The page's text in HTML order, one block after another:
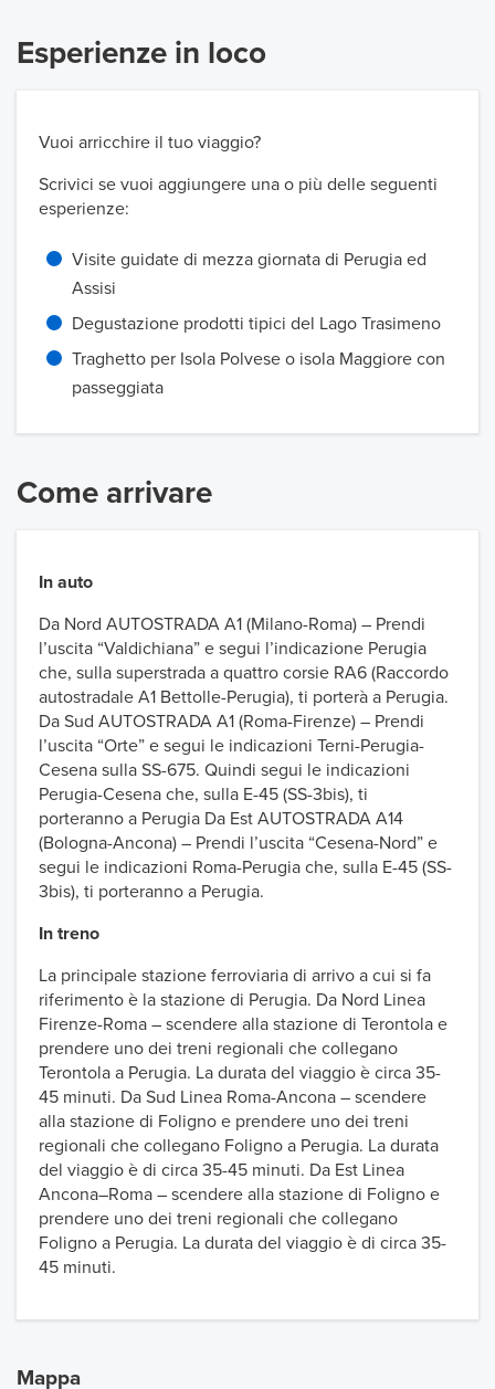
Esperienze in loco
Vuoi arricchire il tuo viaggio?
Scrivici se vuoi aggiungere una o più delle seguenti
esperienze:
Visite guidate di mezza giornata di Perugia ed
Assisi
Degustazione prodotti tipici del Lago Trasimeno
Traghetto per Isola Polvese o isola Maggiore con
passeggiata
Come arrivare
In auto
Da Nord AUTOSTRADA A1 (Milano-Roma) – Prendi
l’uscita “Valdichiana” e segui l’indicazione Perugia
che, sulla superstrada a quattro corsie RA6 (Raccordo
autostradale A1 Bettolle-Perugia), ti porterà a Perugia.
Da Sud AUTOSTRADA A1 (Roma-Firenze) – Prendi
l’uscita “Orte” e segui le indicazioni Terni-Perugia-
Cesena sulla SS-675. Quindi segui le indicazioni
Perugia-Cesena che, sulla E-45 (SS-3bis), ti
porteranno a Perugia Da Est AUTOSTRADA A14
(Bologna-Ancona) – Prendi l’uscita “Cesena-Nord” e
segui le indicazioni Roma-Perugia che, sulla E-45 (SS-
3bis), ti porteranno a Perugia.
In treno
La principale stazione ferroviaria di arrivo a cui si fa
riferimento è la stazione di Perugia. Da Nord Linea
Firenze-Roma – scendere alla stazione di Terontola e
prendere uno dei treni regionali che collegano
Terontola a Perugia. La durata del viaggio è circa 35-
45 minuti. Da Sud Linea Roma-Ancona – scendere
alla stazione di Foligno e prendere uno dei treni
regionali che collegano Foligno a Perugia. La durata
del viaggio è di circa 35-45 minuti. Da Est Linea
Ancona–Roma – scendere alla stazione di Foligno e
prendere uno dei treni regionali che collegano
Foligno a Perugia. La durata del viaggio è di circa 35-
45 minuti.
Mappa